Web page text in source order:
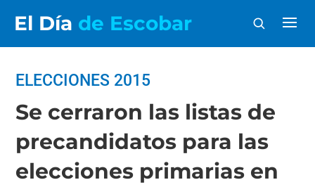
El Día de Escobar
ELECCIONES 2015
Se cerraron las listas de
precandidatos para las
elecciones primarias en